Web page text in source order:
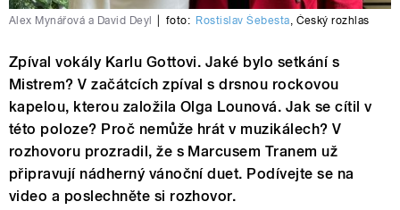
Alex Mynářová a David Deyl foto: Rostislav Šebesta, Český rozhlas
Zpíval vokály Karlu Gottovi. Jaké bylo setkání s
Mistrem? V začátcích zpíval s drsnou rockovou
kapelou, kterou založila Olga Lounová. Jak se cítil v
této poloze? Proč nemůže hrát v muzikálech? V
rozhovoru prozradil, že s Marcusem Tranem už
připravují nádherný vánoční duet. Podívejte se na
video a poslechněte si rozhovor.